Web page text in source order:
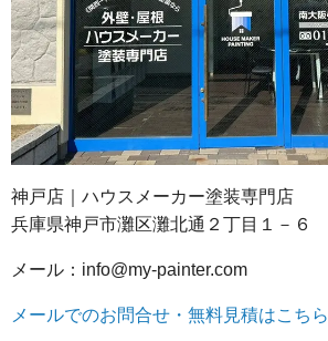
神戸店｜ハウスメーカー塗装専門店
兵庫県神戸市灘区灘北通２丁目１－６
メール：info@my-painter.com
メールでのお問合せ・無料見積はこちら